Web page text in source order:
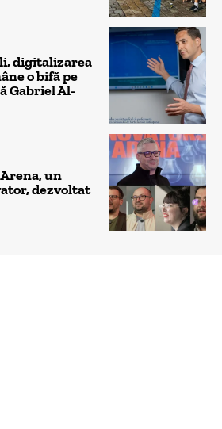
digitalizarea
o bifă pe
Gabriel Al-
un
dezvoltat